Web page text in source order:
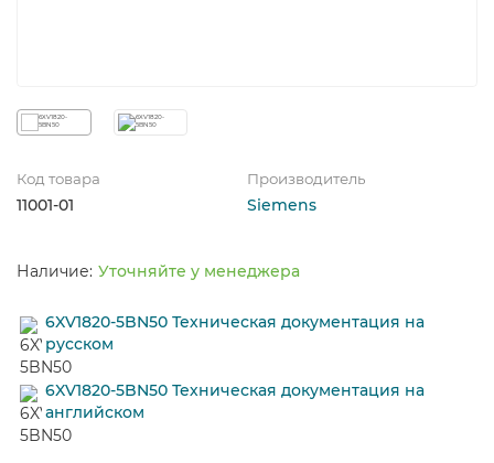
Код товара
11001-01
Производитель
Siemens
Уточняйте у менеджера
6XV1820-5BN50 Техническая документация на
русском
6XV1820-5BN50 Техническая документация на
английском